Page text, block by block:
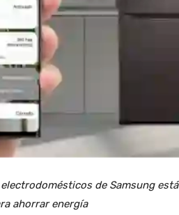
de Samsung está
ahorrar energía